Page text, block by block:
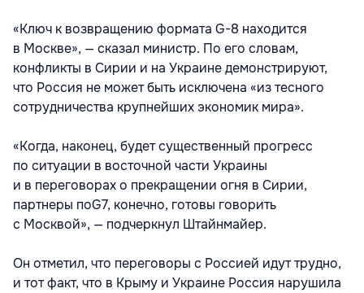
«Ключ к возвращению формата G-8 находится
в Москве», — сказал министр. По его словам,
конфликты в Сирии и на Украине демонстрируют,
что Россия не может быть исключена «из тесного
сотрудничества крупнейших экономик мира».
«Когда, наконец, будет существенный прогресс
по ситуации в восточной части Украины
и в переговорах о прекращении огня в Сирии,
партнеры поG7, конечно, готовы говорить
с Москвой», — подчеркнул Штайнмайер.
Он отметил, что переговоры с Россией идут трудно,
и тот факт, что в Крыму и Украине Россия нарушила